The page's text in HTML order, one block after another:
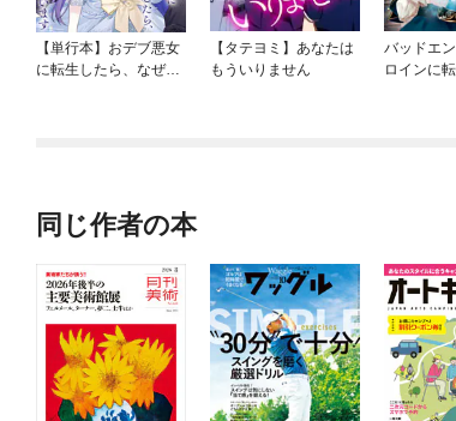
【単行本】おデブ悪女
に転生したら、なぜか
【タテヨミ】あなたは
もういりません
バッドエ
ロインに
同じ作者の本